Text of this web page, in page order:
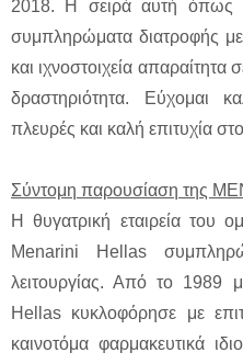
2018. Η σειρά αυτή όπως
συμπληρώματα διατροφής με
και ιχνοστοιχεία
δραστηριότητα. Εύχομαι
πλευρές και καλή επιτυχία
Σύντομη παρουσίαση της
Η θυγατρική εταιρεία του
Menarini Hellas
λειτουργίας. Από το 1989
Hellas κυκλοφόρησε με
καινοτόμα φαρμακευτικά